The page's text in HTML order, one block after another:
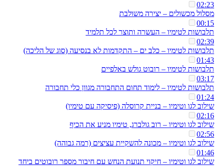
02:23
מסלול מכשולים – יצירה משולבת
00:15
תלבושות לטימיו – העשרה ותוצר לכל תלמיד
02:39
תלבושות לטימיו – כלב ים – התקדמות לא בנסיעה (סוג של הליכה)
01:43
תלבושות לטימיו – רובוט גולש באלפיים
03:17
תלבושות לטימיו – לימוד תחום התחבורה מגוון כלי תחבורה
01:24
שילוב לגו וטימיו – בניית קרוסלה (פיסיקה עם טימיו)
02:16
שילוב לגו וטימיו – רוב גולברג, טימיו מניע את הכיף
02:56
שילוב לגו וטימיו – מכונה להשקיית עציצים (רמה גבוהה)
01:46
שילוב לגו וטימיו – חיקוי תנועת הנחש עם חיבור מספר רובוטים ביחד